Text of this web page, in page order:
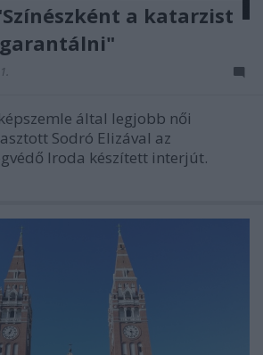
a katarzist
által legjobb női
Sodró Elizával az
Iroda készített interjút.